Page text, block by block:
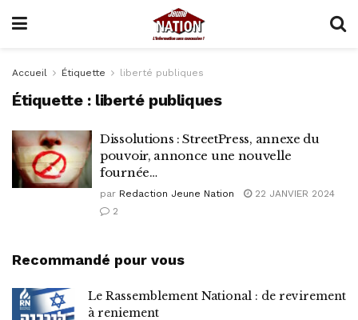
Accueil Étiquette liberté publiques
Étiquette : liberté publiques
Dissolutions : StreetPress, annexe du
pouvoir, annonce une nouvelle
fournée…
par Redaction Jeune Nation
22 JANVIER 2024
2
Recommandé pour vous
Le Rassemblement National : de revirement
à reniement